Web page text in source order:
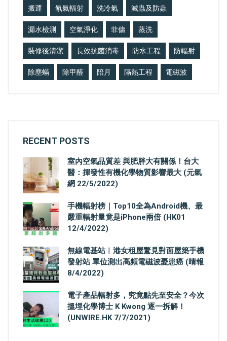
搬運 氡氣輻射 洗冷氣 滅蟲及防蟲
漏水檢測 空氣淨化 菲傭 蒸洗
裝修後清潔 長效抗菌消毒 防水工程 防輻射
除塵蟎 除甲醛 陪月 隔熱工程 電磁波
RECENT POSTS
室內空氣品質差 與肥胖大有關係！台大
醫：揮發性有機化學物質影響最大 (元氣
網 22/5/2022)
手機輻射榜｜Top10全為Android機、最
嚴重輻射量竟是iPhone兩倍 (HK01
12/4/2022)
無線電基站︳港女租屋驚見對面屋築手機
發射站 單位測出高頻電磁波憂患癌 (晴報
8/4/2022)
電子產品輻射多，究竟點先至安全？今次
搵埋化學博士 K Kwong 逐一拆解！
(UNWIRE.HK 7/7/2021)